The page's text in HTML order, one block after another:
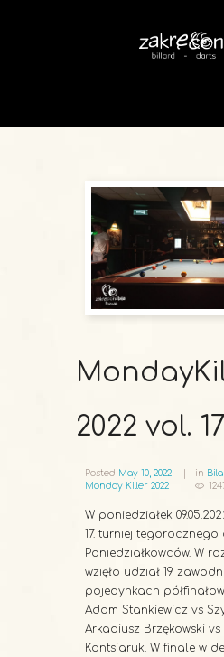
2022 vol. 17
Posted May 10, 2022 in
Monday Killer 2022
W poniedziałek
17. turniej tegorocznego
Poniedziałkowców. W
wzięło udział 19
pojedynkach
Adam Stankiewicz vs
Arkadiusz Brzękowski
Kantsiaruk. W finale w